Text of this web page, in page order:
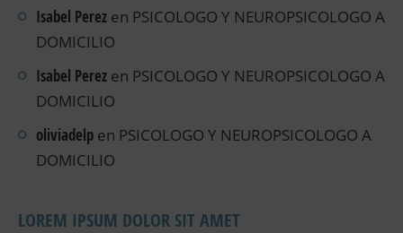
Isabel Perez en PSICOLOGO Y NEUROPSICOLOGO A
DOMICILIO
Isabel Perez en PSICOLOGO Y NEUROPSICOLOGO A
DOMICILIO
oliviadelp en PSICOLOGO Y NEUROPSICOLOGO A
DOMICILIO
LOREM IPSUM DOLOR SIT AMET